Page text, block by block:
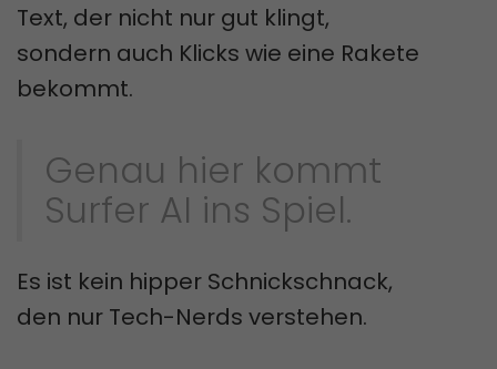
Text, der nicht nur gut klingt,
sondern auch Klicks wie eine Rakete
bekommt.
Genau hier kommt
Surfer AI ins Spiel.
Es ist kein hipper Schnickschnack,
den nur Tech-Nerds verstehen.